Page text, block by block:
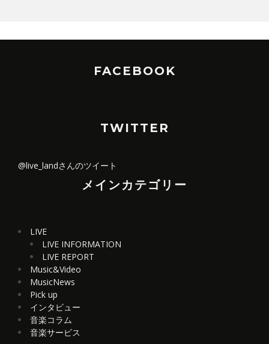
FACEBOOK
TWITTER
@live_landさんのツイート
メインカテゴリー
LIVE
LIVE INFORMATION
LIVE REPORT
Music&Video
MusicNews
Pick up
インタビュー
音楽コラム
音楽サービス